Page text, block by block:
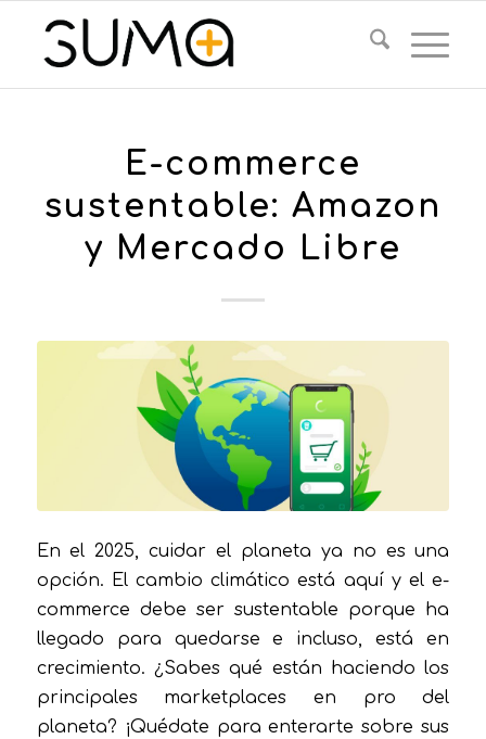
E-commerce
sustentable: Amazon
y Mercado Libre
En el 2025, cuidar el planeta ya no es una
opción. El cambio climático está aquí y el e-
commerce debe ser sustentable porque ha
llegado para quedarse e incluso, está en
crecimiento. ¿Sabes qué están haciendo los
principales marketplaces en pro del
planeta? ¡Quédate para enterarte sobre sus